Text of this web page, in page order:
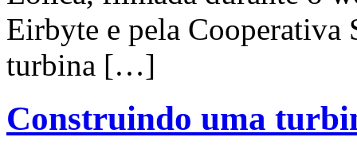
Eirbyte e pela
turbina […]
Construindo uma